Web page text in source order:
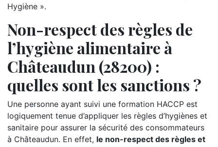
Hygiène ».
Non-respect des règles de
l’hygiène alimentaire à
Châteaudun (28200) :
quelles sont les sanctions ?
Une personne ayant suivi une formation HACCP est
logiquement tenue d’appliquer les règles d’hygiènes et
sanitaire pour assurer la sécurité des consommateurs
à Châteaudun. En effet, le non-respect des règles et